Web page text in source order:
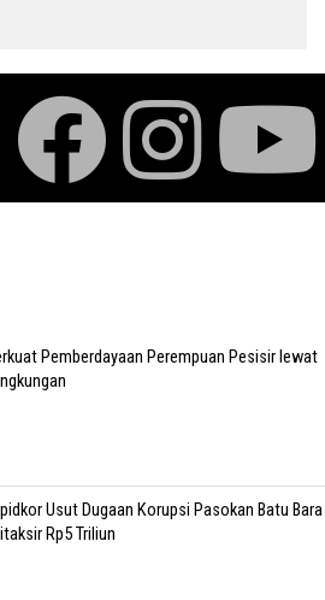
Pemberdayaan Perempuan Pesisir lewat
Usut Dugaan Korupsi Pasokan Batu Bara
Rp5 Triliun